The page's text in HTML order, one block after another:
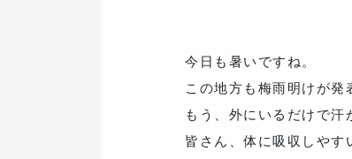
今日も暑いですね。
この地方も梅雨明けが発
もう、外にいるだけで汗
皆さん、体に吸収しやす